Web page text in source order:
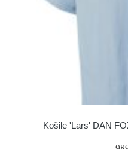
Košile 'Lars' DAN